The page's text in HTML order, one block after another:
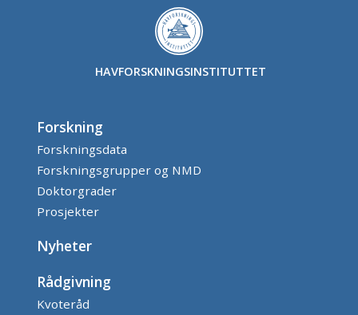
HAVFORSKNINGSINSTITUTTET
Forskning
Forskningsdata
Forskningsgrupper og NMD
Doktorgrader
Prosjekter
Nyheter
Rådgivning
Kvoteråd